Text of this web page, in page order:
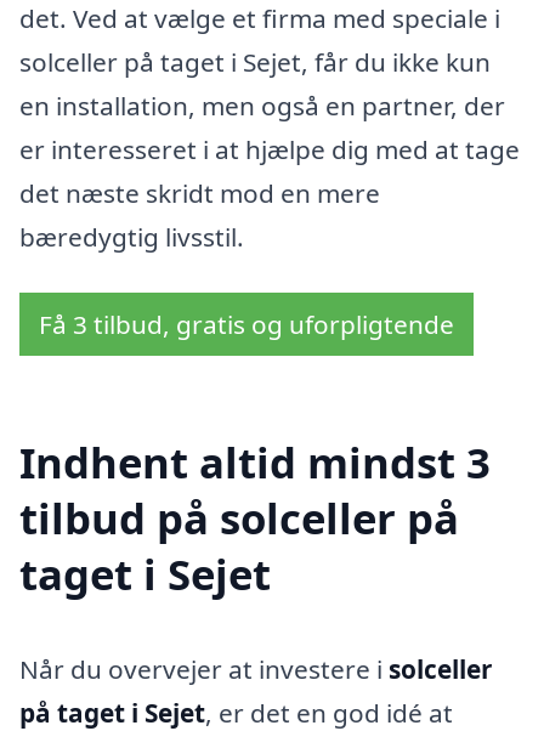
det. Ved at vælge et firma med speciale i
solceller på taget i Sejet, får du ikke kun
en installation, men også en partner, der
er interesseret i at hjælpe dig med at tage
det næste skridt mod en mere
bæredygtig livsstil.
Få 3 tilbud, gratis og uforpligtende
Indhent altid mindst 3
tilbud på solceller på
taget i Sejet
Når du overvejer at investere i solceller
på taget i Sejet, er det en god idé at